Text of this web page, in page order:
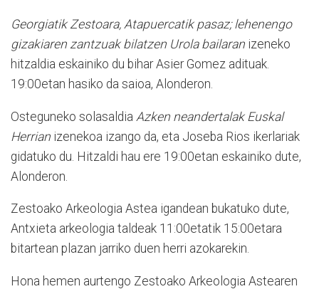
Georgiatik Zestoara, Atapuercatik pasaz; lehenengo
gizakiaren zantzuak bilatzen Urola bailaran izeneko
hitzaldia eskainiko du bihar Asier Gomez adituak.
19:00etan hasiko da saioa, Alonderon.
Osteguneko solasaldia Azken neandertalak Euskal
Herrian izenekoa izango da, eta Joseba Rios ikerlariak
gidatuko du. Hitzaldi hau ere 19:00etan eskainiko dute,
Alonderon.
Zestoako Arkeologia Astea igandean bukatuko dute,
Antxieta arkeologia taldeak 11:00etatik 15:00etara
bitartean plazan jarriko duen herri azokarekin.
Hona hemen aurtengo Zestoako Arkeologia Astearen